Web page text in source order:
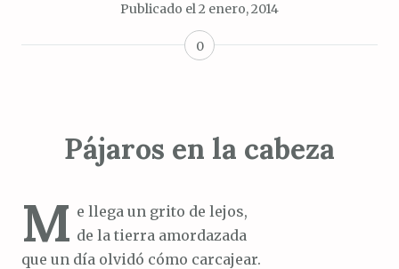
Publicado el2 enero, 2014
0
Pájaros en la cabeza
M e llega un grito de lejos,
de la tierra amordazada
que un día olvidó cómo carcajear.